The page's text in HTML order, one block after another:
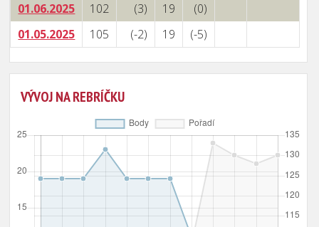
01.06.2025
102 (3) 19
(0)
01.05.2025
105 (-2) 19 (-5)
VÝVOJ NA REBRÍČKU